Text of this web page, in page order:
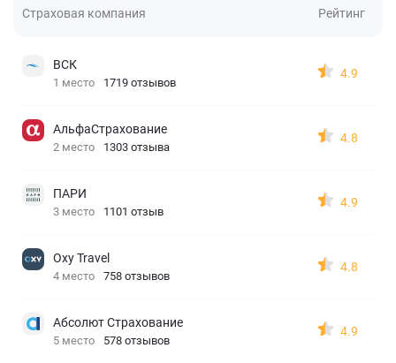
Страховая компания Рейтинг
ВСК
1 место 1719 отзывов
4.9
АльфаСтрахование
2 место 1303 отзыва
4.8
ПАРИ
3 место 1101 отзыв
4.9
Oxy Travel
4 место 758 отзывов
4.8
Абсолют Страхование
5 место 578 отзывов
4.9